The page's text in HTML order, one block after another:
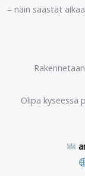
– näin säästät
Olipa kyseessä